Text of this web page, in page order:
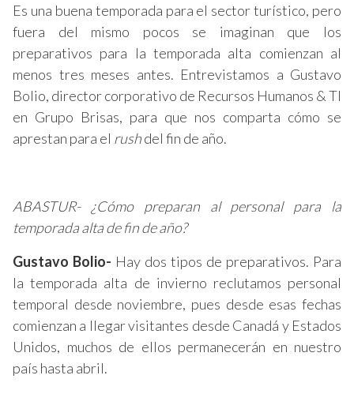
Es una buena temporada para el sector turístico, pero
fuera del mismo pocos se imaginan que los
preparativos para la temporada alta comienzan al
menos tres meses antes. Entrevistamos a Gustavo
Bolio, director corporativo de Recursos Humanos & TI
en Grupo Brisas, para que nos comparta cómo se
aprestan para el rushdel fin de año.
ABASTUR- ¿Cómo preparan al personal para la
temporada alta de fin de año?
Gustavo Bolio- Hay dos tipos de preparativos. Para
la temporada alta de invierno reclutamos personal
temporal desde noviembre, pues desde esas fechas
comienzan a llegar visitantes desde Canadá y Estados
Unidos, muchos de ellos permanecerán en nuestro
país hasta abril.